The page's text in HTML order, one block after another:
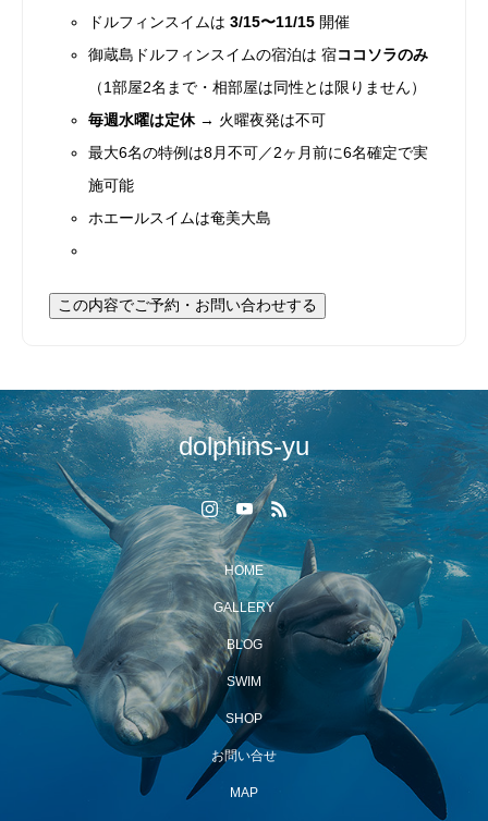
ドルフィンスイムは3/15〜11/15 開催
御蔵島ドルフィンスイムの宿泊は 宿ココソラのみ
（1部屋2名まで・相部屋は同性とは限りません）
毎週水曜は定休→ 火曜夜発は不可
最大6名の特例は8月不可／2ヶ月前に6名確定で実
施可能
ホエールスイムは奄美大島
この内容でご予約・お問い合わせする
dolphins-yu
HOME
GALLERY
BLOG
SWIM
SHOP
お問い合せ
MAP